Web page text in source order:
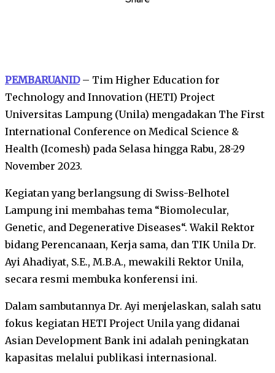
PEMBARUANID– Tim Higher Education for
Technology and Innovation (HETI) Project
Universitas Lampung (Unila) mengadakan The First
International Conference on Medical Science &
Health (Icomesh) pada Selasa hingga Rabu, 28-29
November 2023.
Kegiatan yang berlangsung di Swiss-Belhotel
Lampung ini membahas tema “Biomolecular,
Genetic, and Degenerative Diseases“. Wakil Rektor
bidang Perencanaan, Kerja sama, dan TIK Unila Dr.
Ayi Ahadiyat, S.E., M.B.A., mewakili Rektor Unila,
secara resmi membuka konferensi ini.
Dalam sambutannya Dr. Ayi menjelaskan, salah satu
fokus kegiatan HETI Project Unila yang didanai
Asian Development Bank ini adalah peningkatan
kapasitas melalui publikasi internasional.